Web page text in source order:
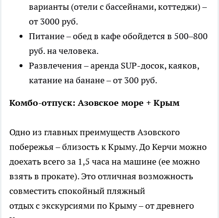
варианты (отели с бассейнами, коттеджи) –
от 3000 руб.
Питание – обед в кафе обойдется в 500–800
руб. на человека.
Развлечения – аренда SUP-досок, каяков,
катание на банане – от 300 руб.
Комбо-отпуск: Азовское море + Крым
Одно из главных преимуществ Азовского
побережья – близость к Крыму. До Керчи можно
доехать всего за 1,5 часа на машине (ее можно
взять в прокате). Это отличная возможность
совместить спокойный пляжный
отдых с экскурсиями по Крыму – от древнего